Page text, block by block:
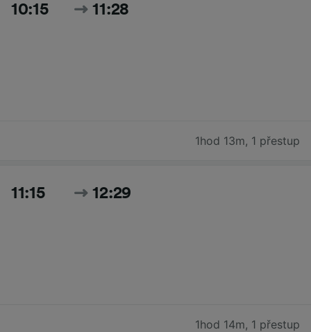
10:15 11:28
1hod 13m, 1 přestup
11:15 12:29
1hod 14m, 1 přestup